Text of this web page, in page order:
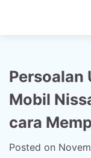
content
Persoalan
Mobil
cara
Posted on